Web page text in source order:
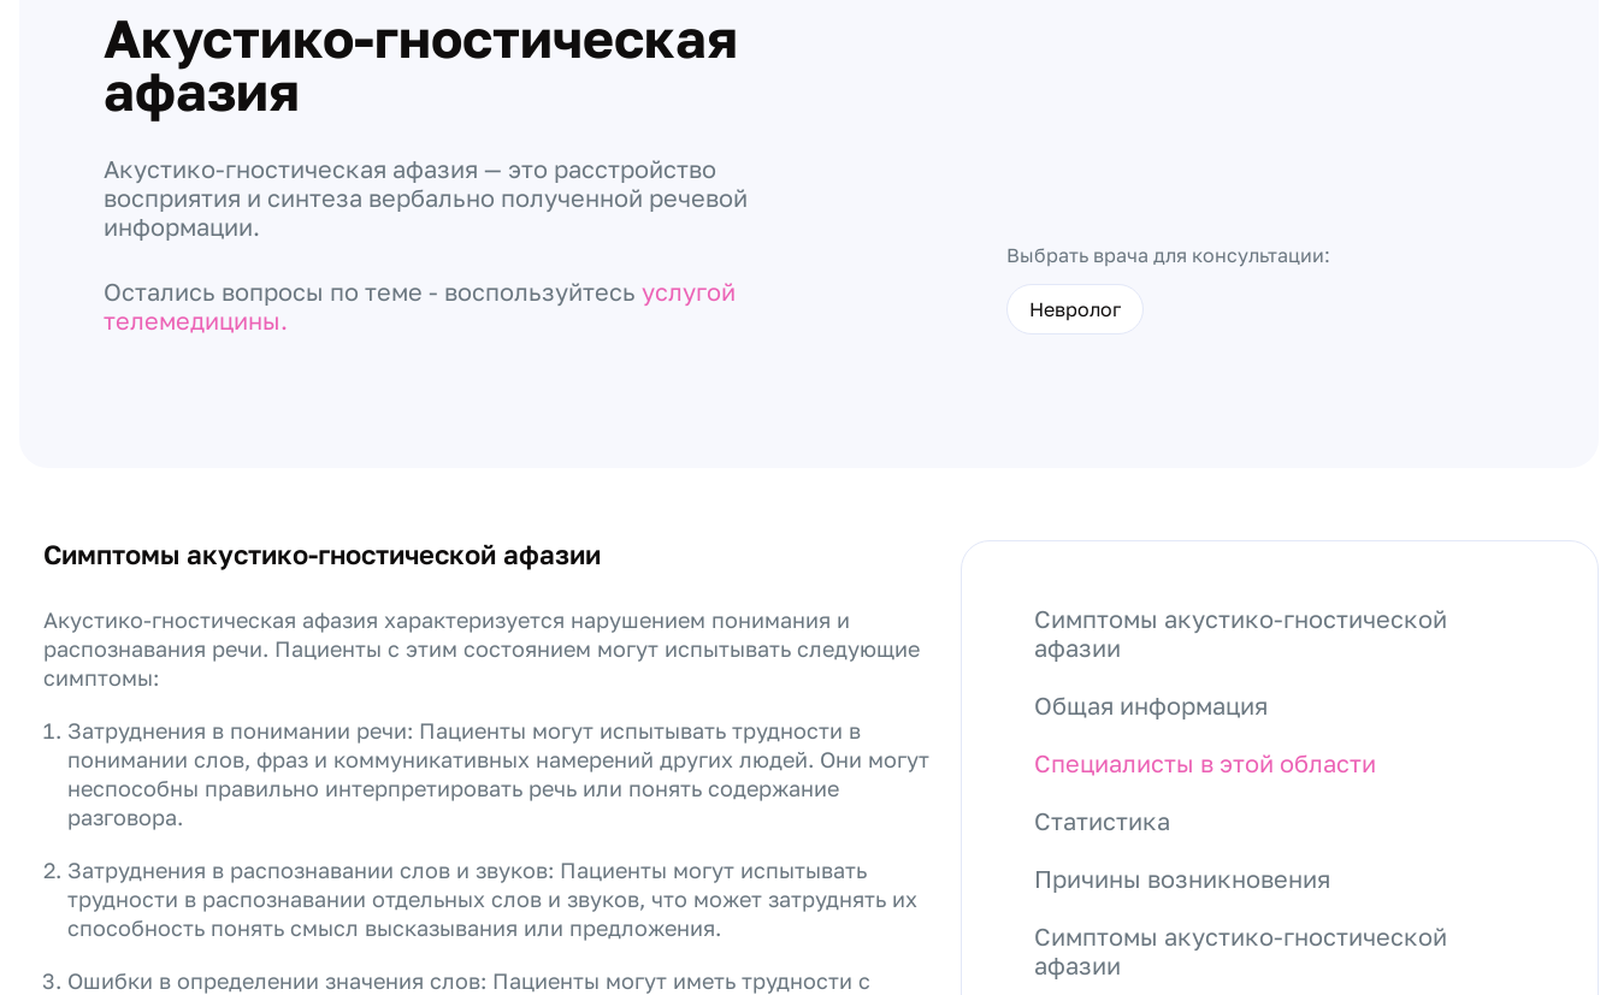
Акустико-гностическая
афазия
Акустико-гностическая афазия — это расстройство
восприятия и синтеза вербально полученной речевой
информации.
Остались вопросы по теме - воспользуйтесь услугой
телемедицины.
Выбрать врача для консультации:
Невролог
Симптомы акустико-гностической афазии
Акустико-гностическая афазия характеризуется нарушением понимания и
распознавания речи. Пациенты с этим состоянием могут испытывать следующие
симптомы:
Затруднения в понимании речи: Пациенты могут испытывать трудности в
понимании слов, фраз и коммуникативных намерений других людей. Они могут
неспособны правильно интерпретировать речь или понять содержание
разговора.
Затруднения в распознавании слов и звуков: Пациенты могут испытывать
трудности в распознавании отдельных слов и звуков, что может затруднять их
способность понять смысл высказывания или предложения.
Ошибки в определении значения слов: Пациенты могут иметь трудности с
Симптомы акустико-гностической
афазии
Общая информация
Специалисты в этой области
Статистика
Причины возникновения
Симптомы акустико-гностической
афазии